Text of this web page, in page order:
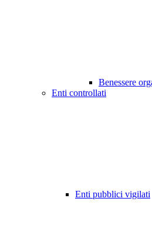
Benessere
Enti controllati
Enti pubblici vigilati